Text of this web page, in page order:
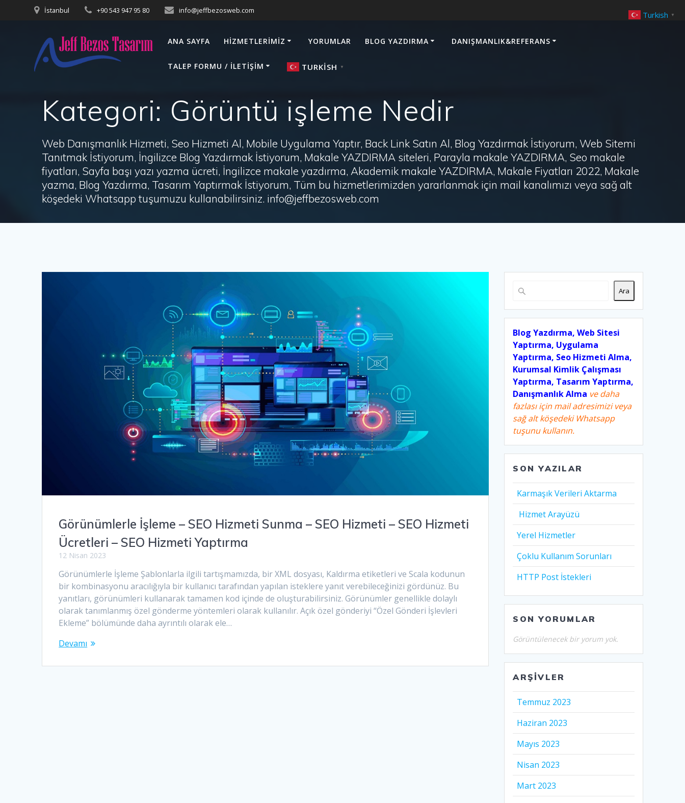
İstanbul +90 543 947 95 80 info@jeffbezosweb.com
ANA SAYFA HIZMETLERIMIZ YORUMLAR BLOG YAZDIRMA DANIŞMANLIK&REFERANS
TALEP FORMU / İLETIŞIM TURKISH ▼
Kategori: Görüntü işleme Nedir
Web Danışmanlık Hizmeti, Seo Hizmeti Al, Mobile Uygulama Yaptır, Back Link Satın Al, Blog Yazdırmak İstiyorum, Web Sitemi
Tanıtmak İstiyorum, İngilizce Blog Yazdırmak İstiyorum, Makale YAZDIRMA siteleri, Parayla makale YAZDIRMA, Seo makale
fiyatları, Sayfa başı yazı yazma ücreti, İngilizce makale yazdırma, Akademik makale YAZDIRMA, Makale Fiyatları 2022, Makale
yazma, Blog Yazdırma, Tasarım Yaptırmak İstiyorum, Tüm bu hizmetlerimizden yararlanmak için mail kanalımızı veya sağ alt
köşedeki Whatsapp tuşumuzu kullanabilirsiniz. info@jeffbezosweb.com
Görünümlerle İşleme – SEO Hizmeti Sunma – SEO Hizmeti – SEO Hizmeti
Ücretleri – SEO Hizmeti Yaptırma
12 Nisan 2023
Görünümlerle İşleme Şablonlarla ilgili tartışmamızda, bir XML dosyası, Kaldırma etiketleri ve Scala kodunun
bir kombinasyonu aracılığıyla bir kullanıcı tarafından yapılan isteklere yanıt verebileceğinizi gördünüz. Bu
yanıtları, görünümleri kullanarak tamamen kod içinde de oluşturabilirsiniz. Görünümler genellikle dolaylı
olarak tanımlanmış özel gönderme yöntemleri olarak kullanılır. Açık özel gönderiyi “Özel Gönderi İşlevleri
Ekleme” bölümünde daha ayrıntılı olarak ele…
Devamı
Ara
Blog Yazdırma, Web Sitesi
Yaptırma, Uygulama
Yaptırma, Seo Hizmeti Alma,
Kurumsal Kimlik Çalışması
Yaptırma, Tasarım Yaptırma,
Danışmanlık Alma ve daha
fazlası için mail adresimizi veya
sağ alt köşedeki Whatsapp
tuşunu kullanın.
SON YAZILAR
Karmaşık Verileri Aktarma
Hizmet Arayüzü
Yerel Hizmetler
Çoklu Kullanım Sorunları
HTTP Post İstekleri
SON YORUMLAR
Görüntülenecek bir yorum yok.
ARŞIVLER
Temmuz 2023
Haziran 2023
Mayıs 2023
Nisan 2023
Mart 2023
Turkish ▼